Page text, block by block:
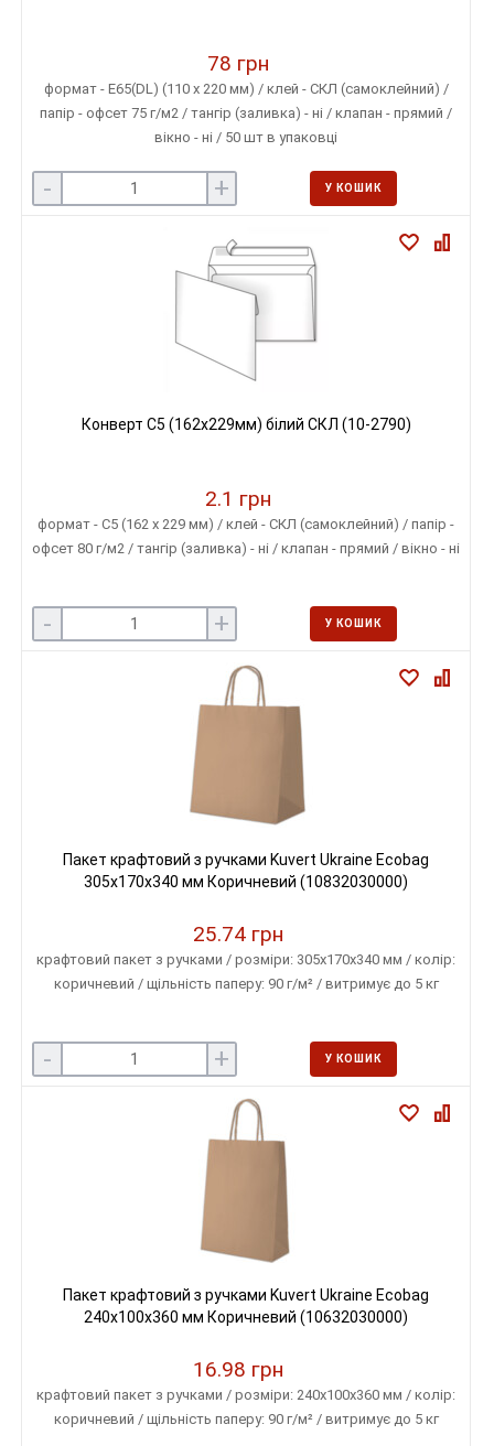
78 грн
формат - E65(DL) (110 х 220 мм) / клей - СКЛ (самоклейний) /
папір - офсет 75 г/м2 / тангір (заливка) - ні / клапан - прямий /
вікно - ні / 50 шт в упаковці
- + У КОШИК
Конверт С5 (162х229мм) білий СКЛ (10-2790)
2.1 грн
формат - С5 (162 х 229 мм) / клей - СКЛ (самоклейний) / папір -
офсет 80 г/м2 / тангір (заливка) - ні / клапан - прямий / вікно - ні
- + У КОШИК
Пакет крафтовий з ручками Kuvert Ukraine Ecobag
305х170х340 мм Коричневий (10832030000)
25.74 грн
крафтовий пакет з ручками / розміри: 305х170х340 мм / колір:
коричневий / щільність паперу: 90 г/м² / витримує до 5 кг
- + У КОШИК
Пакет крафтовий з ручками Kuvert Ukraine Ecobag
240х100х360 мм Коричневий (10632030000)
16.98 грн
крафтовий пакет з ручками / розміри: 240х100х360 мм / колір:
коричневий / щільність паперу: 90 г/м² / витримує до 5 кг